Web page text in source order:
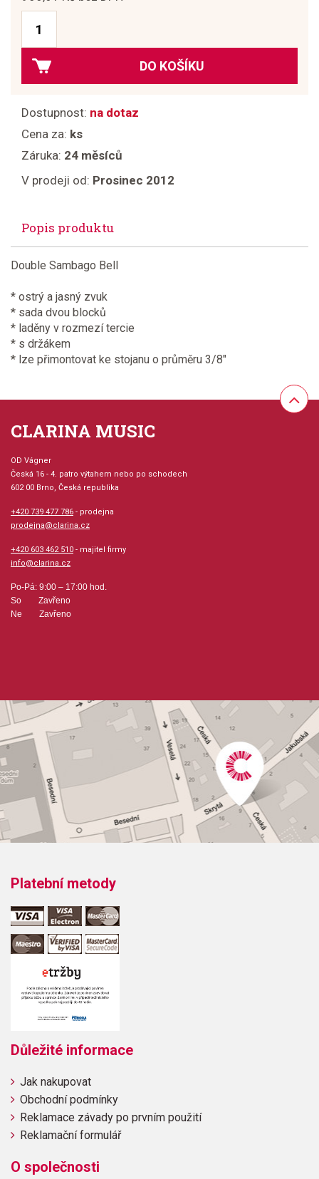
DO KOŠÍKU
Dostupnost: na dotaz
Cena za: ks
Záruka: 24 měsíců
V prodeji od: Prosinec 2012
Popis produktu
Double Sambago Bell
* ostrý a jasný zvuk
* sada dvou blocků
* laděny v rozmezí tercie
* s držákem
* lze přimontovat ke stojanu o průměru 3/8"
CLARINA MUSIC
OD Vágner
Česká 16 - 4. patro výtahem nebo po schodech
602 00 Brno, Česká republika
+420 739 477 786 - prodejna
prodejna@clarina.cz
+420 603 462 510 - majitel firmy
info@clarina.cz
Po-Pá: 9:00 – 17:00 hod.
So Zavřeno
Ne Zavřeno
Platební metody
Důležité informace
Jak nakupovat
Obchodní podmínky
Reklamace závady po prvním použití
Reklamační formulář
O společnosti